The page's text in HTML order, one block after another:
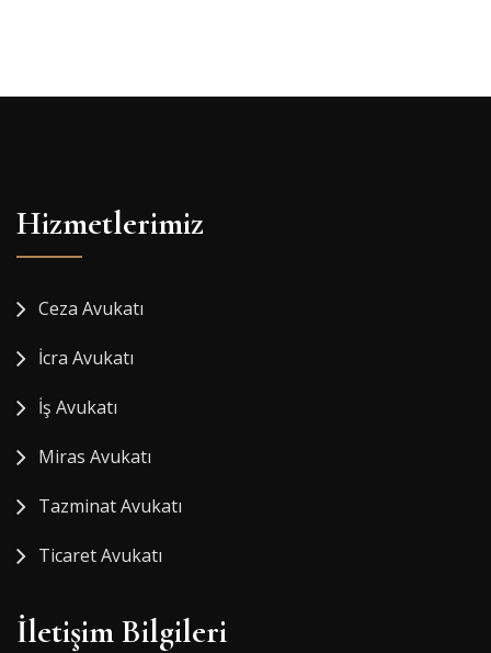
Hizmetlerimiz
Ceza Avukatı
İcra Avukatı
İş Avukatı
Miras Avukatı
Tazminat Avukatı
Ticaret Avukatı
İletişim Bilgileri